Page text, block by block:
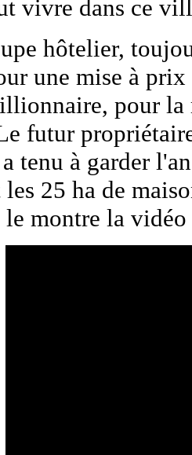
vivre dans ce
hôtelier,
une mise à
pour
futur
tenu à garder
les 25 ha de
montre la